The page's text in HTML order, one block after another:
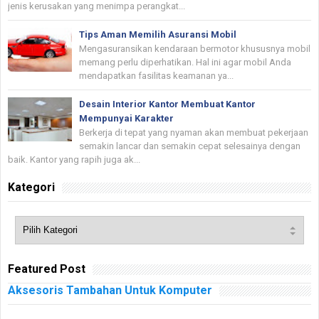
jenis kerusakan yang menimpa perangkat...
Tips Aman Memilih Asuransi Mobil
Mengasuransikan kendaraan bermotor khususnya mobil
memang perlu diperhatikan. Hal ini agar mobil Anda
mendapatkan fasilitas keamanan ya...
Desain Interior Kantor Membuat Kantor
Mempunyai Karakter
Berkerja di tepat yang nyaman akan membuat pekerjaan
semakin lancar dan semakin cepat selesainya dengan
baik. Kantor yang rapih juga ak...
Kategori
Featured Post
Aksesoris Tambahan Untuk Komputer